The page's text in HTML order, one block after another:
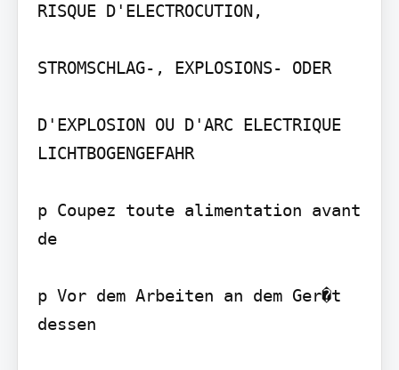
RISQUE D'ELECTROCUTION,
STROMSCHLAG-, EXPLOSIONS- ODER
D'EXPLOSION OU D'ARC ELECTRIQUE
LICHTBOGENGEFAHR
p Coupez toute alimentation avant
de
p Vor dem Arbeiten an dem Ger�t
dessen